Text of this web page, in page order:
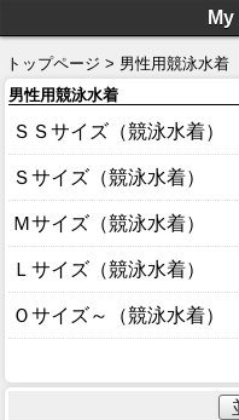
トップページ > 男性用競泳水着
男性用競泳水着
ＳＳサイズ（競泳水着）
Ｓサイズ（競泳水着）
Ｍサイズ（競泳水着）
Ｌサイズ（競泳水着）
Ｏサイズ～（競泳水着）